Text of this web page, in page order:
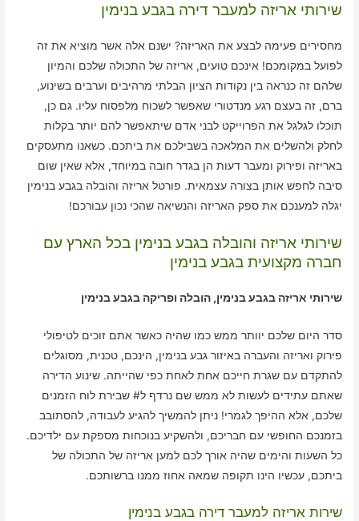
שירותי אריזה למעבר דירה בגבע בנימין
מחסירים פעימה לבצע את האריזה? ישנם אלה אשר מוציא את זה
לפועל במקומכם! אינכם טועים, אריזה של התכולה שלכם והמיון
שלהם זה כנראה בין נקודות הציון הבלתי מרהיבים וערבים בשינוע,
ברם, זה בעצם רגע מנדטורי שאפשר לשכוח מלפסוח עליו. גם כן,
תוכלו לגלגל את הפרוייקט לבני אדם שיתאפשר להם יותר בקלות
לחלק ולהשלים את המלאכה בשבילכם את ביתכם. כשאנו מתעסקים
באריזה ופירוק ומעבר דעות הן בגדר חובה במיוחד, אלא שאין שום
סיבה לחפש אותן בצורה עצמאית. פורטל אריזה והובלה בגבע בנימין
יגלה למענכם את ספק האריזה והנשיאה שהכי נכון עבורכם!
שירותי אריזה והובלה בגבע בנימין בכל הארץ עם
חברה מקצועית בגבע בנימין
שירותי אריזה בגבע בנימין, הובלה ופריקה בגבע בנימין
סדר היום שלכם יוותר ממש כמו שהיה כאשר אתם זוכים לטיפולי
פירוק ואריזה והעברה באיזור גבע בנימין, הינכם, טכנית, מסוגלים
להתקדם עם שגרת חייכם אחת לאחת כפי שהייתה. שינוע הדירה
שאתם עתידים לעשות לא ממש שם נרדף ל# שבירת לוח הזמנים
שלכם, אלא ההיפך לגמרי! ניתן להמשיך להגיע לעבודה, להסתובב
בזמנכם החופשי עם חבריכם, ולהשקיע בנוכחות מספקת עם ילדיכם.
כל השעות והימים שהיה אורך לכם למען אריזה של התכולה של
ביתכם, עכשיו הינו תקופה שמאה אחוז ממנו ברשותכם.
שירות אריזה למעבר דירה בגבע בנימין